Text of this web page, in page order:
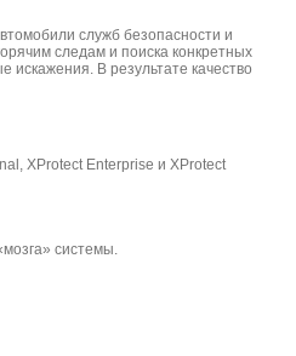
служб безопасности и
следам и поиска конкретных
В результате качество
XProtect Enterprise и XProtect
системы.